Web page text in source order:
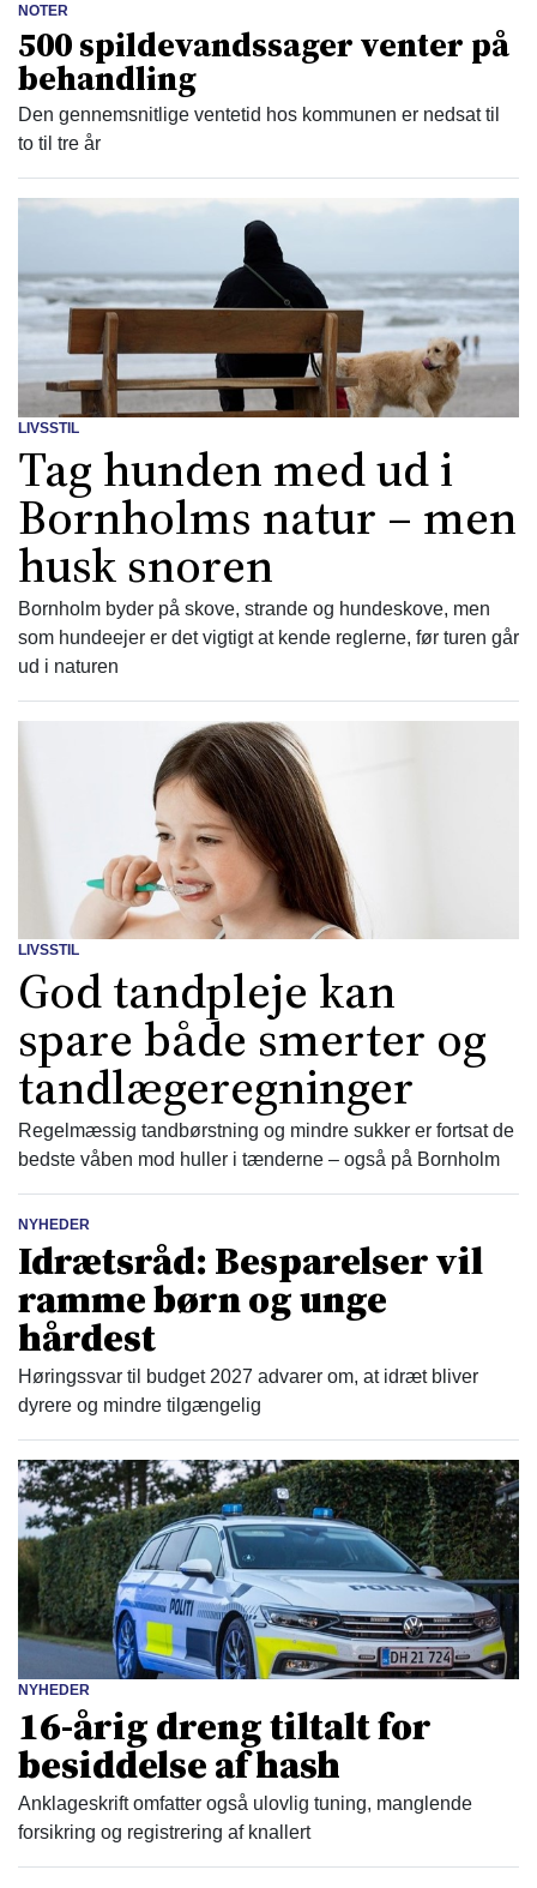
NOTER
500 spildevandssager venter på
behandling
Den gennemsnitlige ventetid hos kommunen er nedsat til
to til tre år
LIVSSTIL
Tag hunden med ud i
Bornholms natur – men
husk snoren
Bornholm byder på skove, strande og hundeskove, men
som hundeejer er det vigtigt at kende reglerne, før turen går
ud i naturen
LIVSSTIL
God tandpleje kan
spare både smerter og
tandlægeregninger
Regelmæssig tandbørstning og mindre sukker er fortsat de
bedste våben mod huller i tænderne – også på Bornholm
NYHEDER
Idrætsråd: Besparelser vil
ramme børn og unge
hårdest
Høringssvar til budget 2027 advarer om, at idræt bliver
dyrere og mindre tilgængelig
NYHEDER
16-årig dreng tiltalt for
besiddelse af hash
Anklageskrift omfatter også ulovlig tuning, manglende
forsikring og registrering af knallert